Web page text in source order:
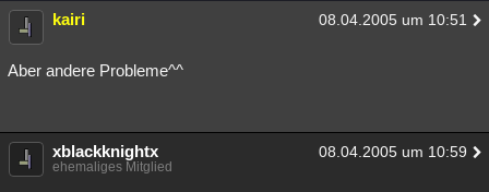
Menschen Mystery Kriminalfälle
Spiritualität Verschwörungen
weitere Rubriken
Philosophie Träume
kairi 08.04.2005 um 10:51
Aber andere Probleme^^
xblackknightx 08.04.2005 um 10:59
ehemaliges Mitglied